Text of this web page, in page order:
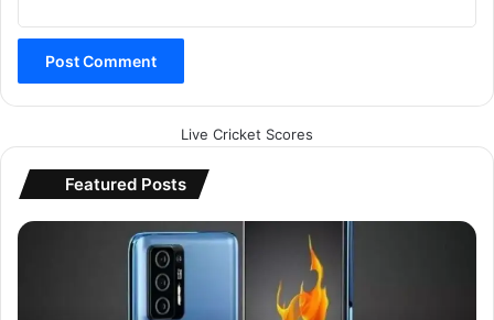
Live Cricket Scores
Featured Posts
न